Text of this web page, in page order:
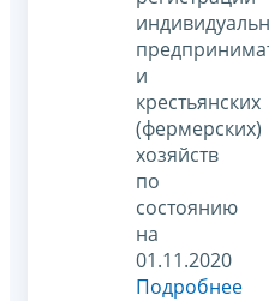
и
крестьянских
(фермерских)
хозяйств
по
состоянию
на
01.11.2020
Подробнее